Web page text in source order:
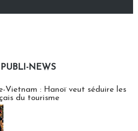
PUBLI-NEWS
Vietnam : Hanoï veut séduire les
du tourisme